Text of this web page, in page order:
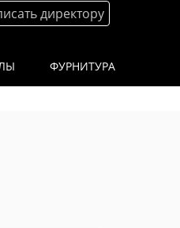
директору
ФУРНИТУРА